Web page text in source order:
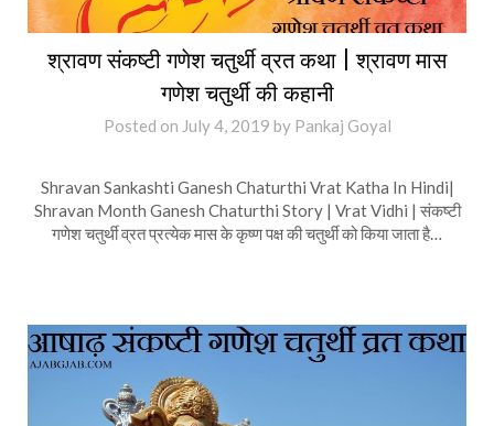
श्रावण संकष्टी गणेश चतुर्थी व्रत कथा | श्रावण मास
गणेश चतुर्थी की कहानी
Posted on July 4, 2019 by Pankaj Goyal
Shravan Sankashti Ganesh Chaturthi Vrat Katha In Hindi|
Shravan Month Ganesh Chaturthi Story | Vrat Vidhi | संकष्टी
गणेश चतुर्थी व्रत प्रत्येक मास के कृष्ण पक्ष की चतुर्थी को किया जाता है…